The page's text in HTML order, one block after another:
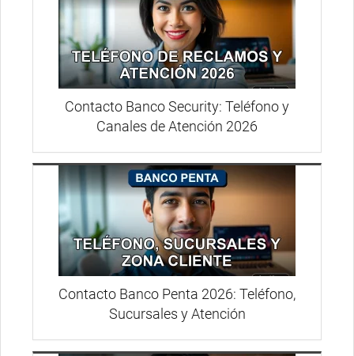
Contacto Banco Security: Teléfono y
Canales de Atención 2026
Contacto Banco Penta 2026: Teléfono,
Sucursales y Atención